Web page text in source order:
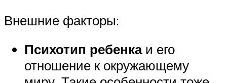
Внешние факторы:
Психотип ребенкаи его
отношение к окружающему